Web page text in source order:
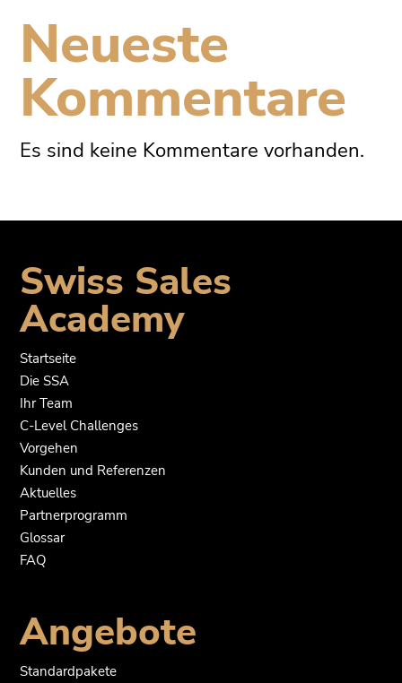
Neueste
Kommentare
Es sind keine Kommentare vorhanden.
Swiss Sales
Academy
Startseite
Die SSA
Ihr Team
C-Level Challenges
Vorgehen
Kunden und Referenzen
Aktuelles
Partnerprogramm
Glossar
FAQ
Angebote
Standardpakete